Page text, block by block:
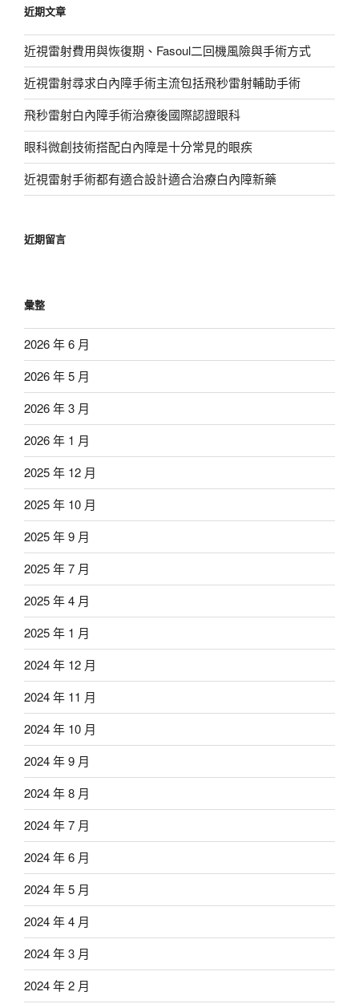
字:
近期文章
近視雷射費用與恢復期、Fasoul二回機風險與手術方式
近視雷射尋求白內障手術主流包括飛秒雷射輔助手術
飛秒雷射白內障手術治療後國際認證眼科
眼科微創技術搭配白內障是十分常見的眼疾
近視雷射手術都有適合設計適合治療白內障新藥
近期留言
彙整
2026 年 6 月
2026 年 5 月
2026 年 3 月
2026 年 1 月
2025 年 12 月
2025 年 10 月
2025 年 9 月
2025 年 7 月
2025 年 4 月
2025 年 1 月
2024 年 12 月
2024 年 11 月
2024 年 10 月
2024 年 9 月
2024 年 8 月
2024 年 7 月
2024 年 6 月
2024 年 5 月
2024 年 4 月
2024 年 3 月
2024 年 2 月